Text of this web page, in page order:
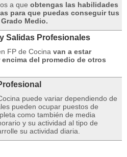
a que obtengas las habilidades
para que puedas conseguir tus
Medio.
Salidas Profesionales
FP de Cocina van a estar
del promedio de otros
puede variar dependiendo de
pueden ocupar puestos de
como también de media
y su actividad al tipo de
su actividad diaria.